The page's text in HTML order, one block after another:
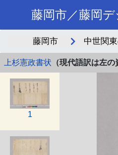
藤岡市／藤岡
藤岡市 中世関